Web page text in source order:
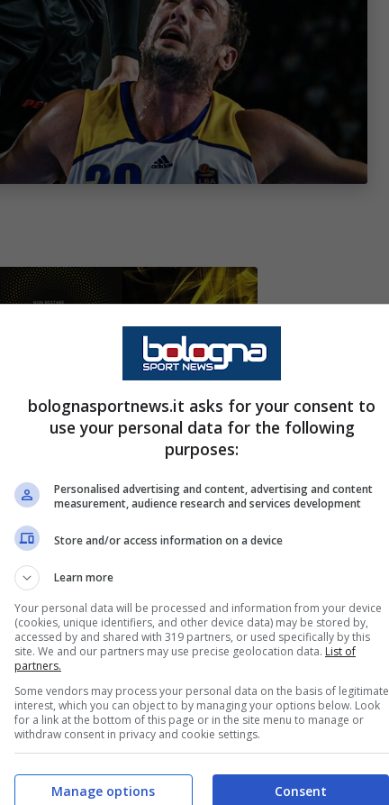
supera facilmenteVerona, vincendo con il
quarto che permettono alla Virtus di
Indubbiamente sono l’highlight della sua
in entrambe le fasi.
racimolando anche qualche punto,
partita. Sufficienza ampiamente meritata.
solo parzialmente la sua ottima
per mandare fuori giri tutto il quintetto di
bolognasportnews.it asks for your consent to
use your personal data for the following
purposes:
Personalised advertising and content, advertising and content
measurement, audience research and services development
Store and/or access information on a device
Learn more
Your personal data will be processed and information from your device
(cookies, unique identifiers, and other device data) may be stored by,
accessed by and shared with 319 partners, or used specifically by this
site. We and our partners may use precise geolocation data. List of
partners.
Some vendors may process your personal data on the basis of legitimate
interest, which you can object to by managing your options below. Look
for a link at the bottom of this page or in the site menu to manage or
withdraw consent in privacy and cookie settings.
Consent
Manage options